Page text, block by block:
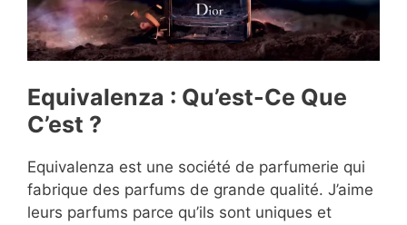
Equivalenza : Qu’est-Ce Que
C’est ?
Equivalenza est une société de parfumerie qui
fabrique des parfums de grande qualité. J’aime
leurs parfums parce qu’ils sont uniques et